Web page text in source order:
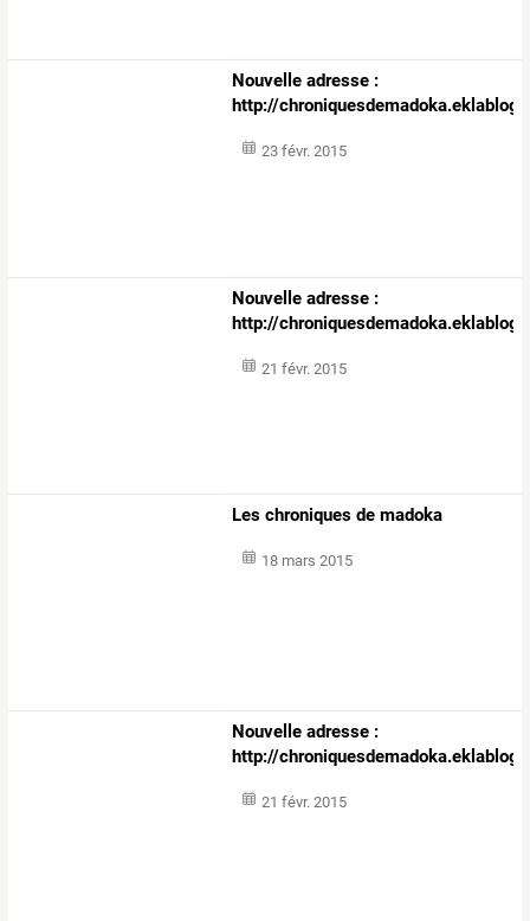
Nouvelle adresse :
http://
23 févr. 2015
Nouvelle adresse :
http://
21 févr. 2015
Les chroniques de madoka
18 mars 2015
Nouvelle adresse :
http://
21 févr. 2015